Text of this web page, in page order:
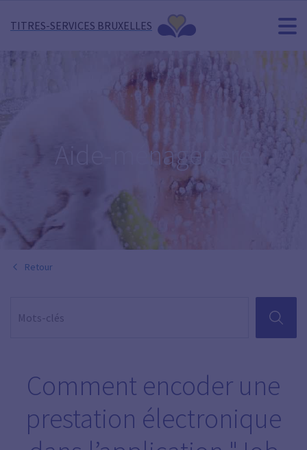
TITRES-SERVICES BRUXELLES
Aide-ménager·ère
Retour
Comment encoder une
prestation électronique